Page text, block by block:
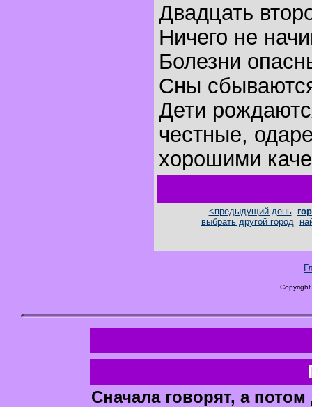
Двадцать
Ничего не
Болезни
Сны
Дети
честные,
хорошими
<предыдущий день
выбрать другой город
Cначала говорят, а